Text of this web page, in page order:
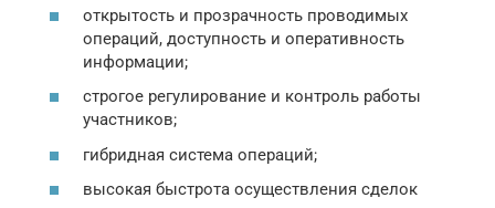
открытость и прозрачность проводимых
операций, доступность и оперативность
информации;
строгое регулирование и контроль работы
участников;
гибридная система операций;
высокая быстрота осуществления сделок